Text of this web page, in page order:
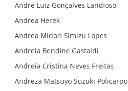
Andre Luiz Gonçalves Landioso
Andrea Herek
Andrea Midori Simizu Lopes
Andreia Bendine Gastaldi
Andreia Cristina Neves Freitas
Andreza Matsuyo Suzuki Policarpo